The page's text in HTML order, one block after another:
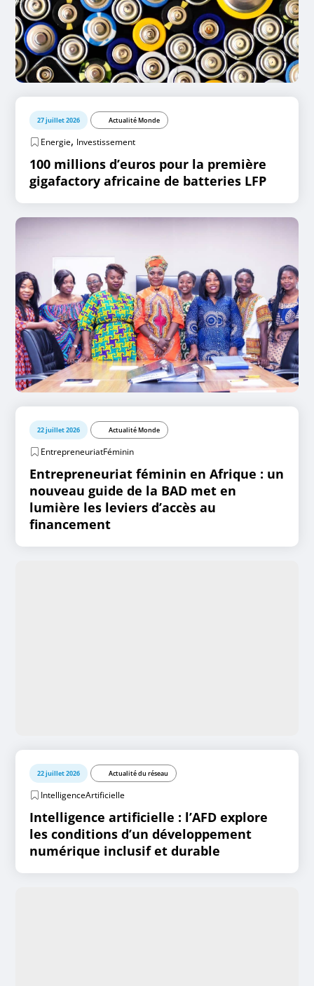
27 juillet 2026 Actualité Monde
Energie, Investissement
100 millions d’euros pour la première
gigafactory africaine de batteries LFP
22 juillet 2026 Actualité Monde
EntrepreneuriatFéminin
Entrepreneuriat féminin en Afrique : un
nouveau guide de la BAD met en
lumière les leviers d’accès au
financement
22 juillet 2026 Actualité du réseau
IntelligenceArtificielle
Intelligence artificielle : l’AFD explore
les conditions d’un développement
numérique inclusif et durable